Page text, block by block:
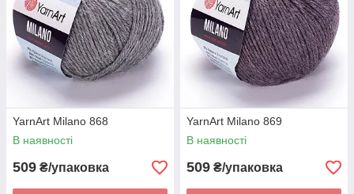
YarnArt Milano 868
В наявності
509 ₴/упаковка
YarnArt Milano 869
В наявності
509 ₴/упаковка